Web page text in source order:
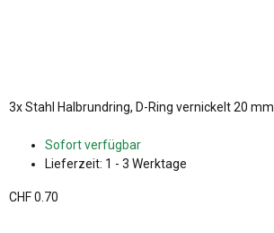
3xStahl Halbrundring, D-Ring vernickelt 20 mm
Sofort verfügbar
Lieferzeit: 1 - 3 Werktage
CHF 0.70